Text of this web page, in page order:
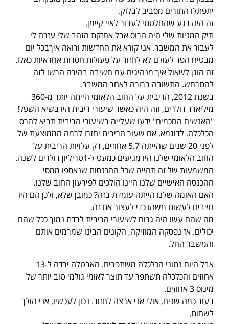
יתפתלו התורים מסביב לבלוק.
זה היה רגע שהחלטתי לעבור לאיי קיימן.
תיק המניות שלי היה הרוס אבל אחזקת הזהב שלי עזרה לי
לעבור את המשבר. אני קורא את החדשות ורואה איךבכל יום
מבטיח הפד לעולם לא לחזור על פעולות חסרות אחראיות כאלו.
זה הוגן לשאול איך מנהיגים עם חשיבה בהירה הרשו לזה
להתרחש. התשובה ברורה לאחר המשבר.
בשנת 2012, הריבית על החוב הלאומי הייתה יותר מ-360
מיליארד דולרים, וזה היה כאשר שיעורי ריבית היו בשיא השפל!
"האנשים החכמים" ידעו שעלייה בשיעורי הריבית תביא להרס
הכלכלה. לדוגמא, אם שעור הריבית יחזרו לרמה הממוצעת של
לפני 20 שנים שהייתה 5.7 אחוזים, רק עלויות הריבית על
החוב הלאומי שלנו היו מגיעים כמעט ל-1טריליון דולרים לשנה.
המשמעות של זה תהייה שכל ההכנסות שנאספו ממסי
ההכנסה האישיים שלנו היינו הולכים לפירעון החוב שלנו.
האם האומה שלנו הייתה עומדת בזה? כמובן שלא, ולכן הם היו
חייבים לעשות משהו כדי לעצור את זה.
מה שהם עשו היה גרום לשיעורי הריבית לרדת נמוך ככל שהם
יכולים. אז נפסקה המוזיקה, הקונים הבינו שמרמים אותם
והמשבר החל.
אבל היום נתוני הכלכלה משתפרים. האבטלה ירדה ל-13
אחוזים והכלכלה תשתפר עד תוצר לאומי גולמי טוב יותר של
מינוס 3 אחוזים.
בעוד כמה שנים, אולי אני ארצה לחזור. נכון לעכשיו, אני הולך
לשחות.